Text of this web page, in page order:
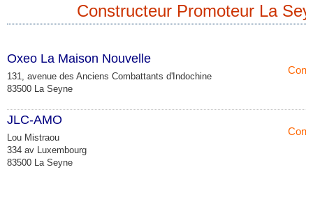
Constructeur Promoteur La
Oxeo La Maison Nouvelle
131, avenue des Anciens Combattants d'Indochine
83500 La Seyne
JLC-AMO
Lou Mistraou
334 av Luxembourg
83500 La Seyne